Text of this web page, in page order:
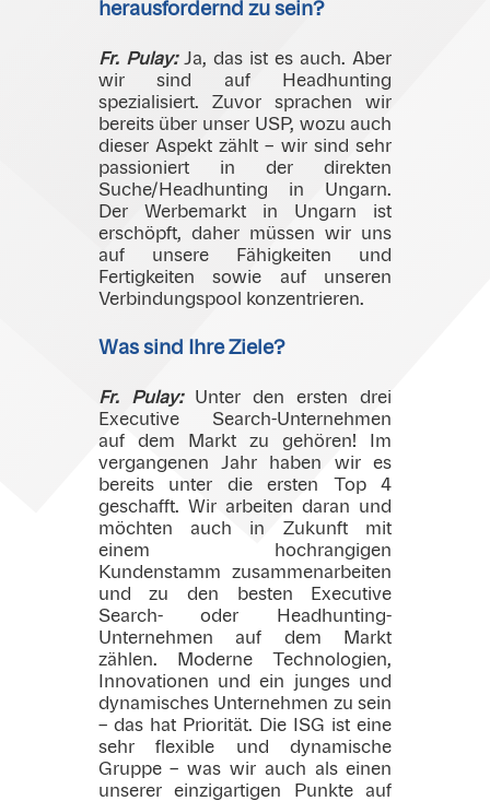
herausfordernd zu sein?
Fr. Pulay: Ja, das ist es auch. Aber
wir sind auf Headhunting
spezialisiert. Zuvor sprachen wir
bereits über unser USP, wozu auch
dieser Aspekt zählt – wir sind sehr
passioniert in der direkten
Suche/Headhunting in Ungarn.
Der Werbemarkt in Ungarn ist
erschöpft, daher müssen wir uns
auf unsere Fähigkeiten und
Fertigkeiten sowie auf unseren
Verbindungspool konzentrieren.
Was sind Ihre Ziele?
Fr. Pulay:Unter den ersten drei
Executive Search-Unternehmen
auf dem Markt zu gehören! Im
vergangenen Jahr haben wir es
bereits unter die ersten Top 4
geschafft. Wir arbeiten daran und
möchten auch in Zukunft mit
einem hochrangigen
Kundenstamm zusammenarbeiten
und zu den besten Executive
Search- oder Headhunting-
Unternehmen auf dem Markt
zählen. Moderne Technologien,
Innovationen und ein junges und
dynamisches Unternehmen zu sein
– das hat Priorität. Die ISG ist eine
sehr flexible und dynamische
Gruppe – was wir auch als einen
unserer einzigartigen Punkte auf